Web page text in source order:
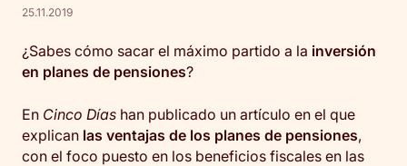
25.11.2019
¿Sabes cómo sacar el máximo partido a la inversión
en planes de pensiones?
En Cinco Días han publicado un artículo en el que
explican las ventajas de los planes de pensiones,
con el foco puesto en los beneficios fiscales en las